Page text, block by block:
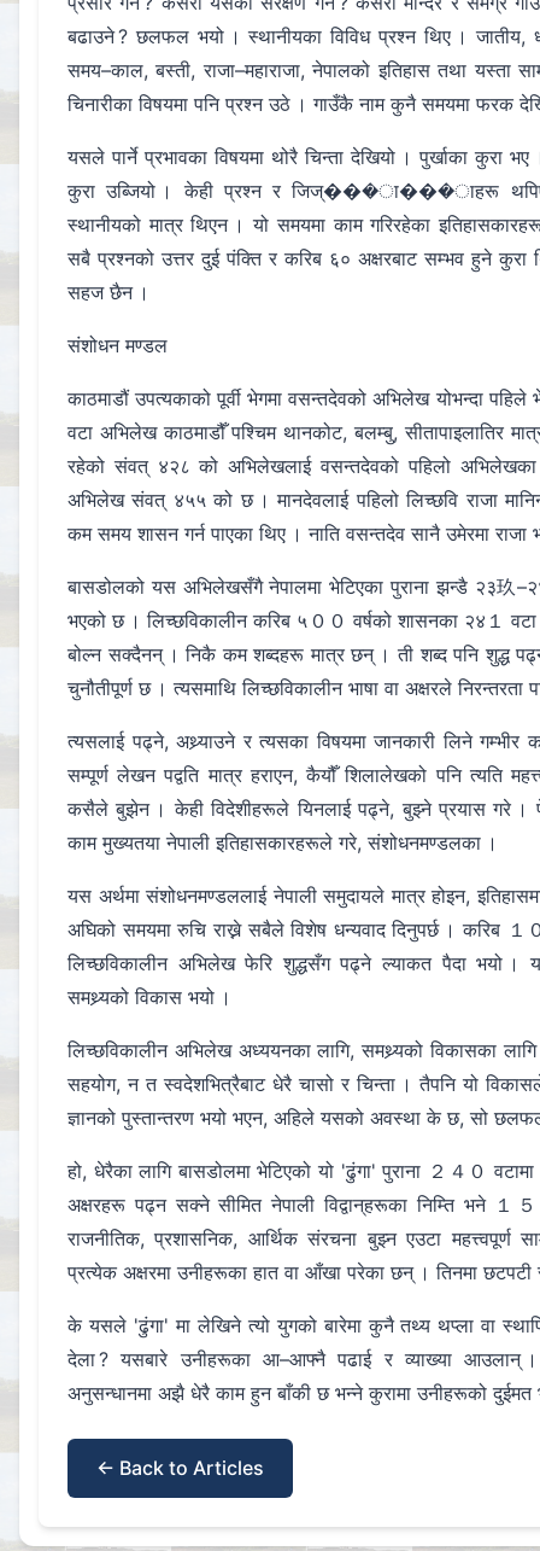
बढाउने ? छलफल भयो । स्थानीयका विविध प्रश्न थिए । जातीय,
समय–काल, बस्ती, राजा–महाराजा, नेपालको इतिहास तथा यस्ता
चिनारीका विषयमा पनि प्रश्न उठे । गाउँकै नाम कुनै समयमा फरक
यसले पार्ने प्रभावका विषयमा थोरै चिन्ता देखियो । पुर्खाका कुरा
कुरा उब्जियो । केही प्रश्न र जिज्���ा���ाहरू थपिए
स्थानीयको मात्र थिएन । यो समयमा काम गरिरहेका
सबै प्रश्नको उत्तर दुई पंक्ति र करिब ६० अक्षरबाट सम्भव हुने कुरा
सहज छैन ।
संशोधन मण्डल
काठमाडौं उपत्यकाको पूर्वी भेगमा वसन्तदेवको अभिलेख योभन्दा
वटा अभिलेख काठमाडौँ पश्चिम थानकोट, बलम्बु, सीतापाइलातिर
रहेको संवत् ४२८ को अभिलेखलाई वसन्तदेवको पहिलो अभिलेखका
अभिलेख संवत् ४५५ को छ । मानदेवलाई पहिलो लिच्छवि राजा
कम समय शासन गर्न पाएका थिए । नाति वसन्तदेव सानै उमेरमा राजा
बासडोलको यस अभिलेखसँगै नेपालमा भेटिएका पुराना झन्डै २३玖
भएको छ । लिच्छविकालीन करिब ५００ वर्षको शासनका २४１
बोल्न सक्दैनन् । निकै कम शब्दहरू मात्र छन् । ती शब्द पनि शुद्ध
चुनौतीपूर्ण छ । त्यसमाथि लिच्छविकालीन भाषा वा अक्षरले निरन्तरता
त्यसलाई पढ्ने, अथ्र्याउने र त्यसका विषयमा जानकारी लिने
सम्पूर्ण लेखन पद्वति मात्र हराएन, कैयौँ शिलालेखको पनि त्यति
कसैले बुझेन । केही विदेशीहरूले यिनलाई पढ्ने, बुझ्ने प्रयास गरे ।
काम मुख्यतया नेपाली इतिहासकारहरूले गरे, संशोधनमण्डलका ।
यस अर्थमा संशोधनमण्डललाई नेपाली समुदायले मात्र होइन,
अघिको समयमा रुचि राख्ने सबैले विशेष धन्यवाद दिनुपर्छ ।
लिच्छविकालीन अभिलेख फेरि शुद्धसँग पढ्ने ल्याकत पैदा भयो ।
समथ्र्यको विकास भयो ।
लिच्छविकालीन अभिलेख अध्ययनका लागि, समथ्र्यको विकासका
सहयोग, न त स्वदेशभित्रैबाट धेरै चासो र चिन्ता । तैपनि यो
ज्ञानको पुस्तान्तरण भयो भएन, अहिले यसको अवस्था के छ, सो
हो, धेरैका लागि बासडोलमा भेटिएको यो 'ढुंगा' पुराना ２４０
अक्षरहरू पढ्न सक्ने सीमित नेपाली विद्वान्‌हरूका निम्ति भने １
राजनीतिक, प्रशासनिक, आर्थिक संरचना बुझ्न एउटा महत्त्वपूर्ण
प्रत्येक अक्षरमा उनीहरूका हात वा आँखा परेका छन् । तिनमा
के यसले 'ढुंगा' मा लेखिने त्यो युगको बारेमा कुनै तथ्य थप्ला वा
देला ? यसबारे उनीहरूका आ–आफ्नै पढाई र व्याख्या आउलान्
अनुसन्धानमा अझै धेरै काम हुन बाँकी छ भन्ने कुरामा उनीहरूको
← Back to Articles